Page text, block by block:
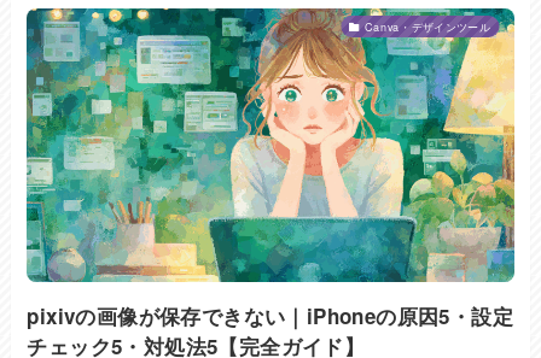
Canva・デザインツール
pixivの画像が保存できない｜iPhoneの原因5・設定
チェック5・対処法5【完全ガイド】